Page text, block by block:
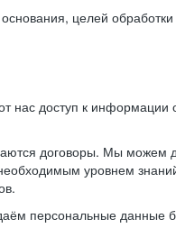
целей
нас доступ к
договоры. Мы можем
уровнем
персональные данные